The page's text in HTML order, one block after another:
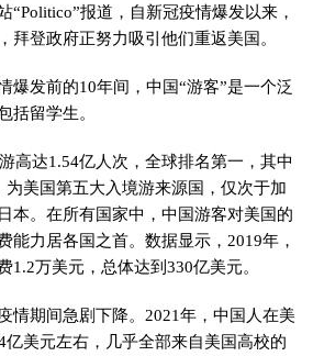
“Politico”报道，自新冠疫情爆发以来，
拜登政府正努力吸引他们重返美国。
爆发前的10年间，中国“游客”是一个泛
括留学生。
高达1.54亿人次，全球排名第一，其中
美国第五大入境游来源国，仅次于加
本。在所有国家中，中国游客对美国的
能力居各国之首。数据显示，2019年，
1.2万美元，总体达到330亿美元。
情期间急剧下降。2021年，中国人在美
亿美元左右，几乎全部来自美国高校的